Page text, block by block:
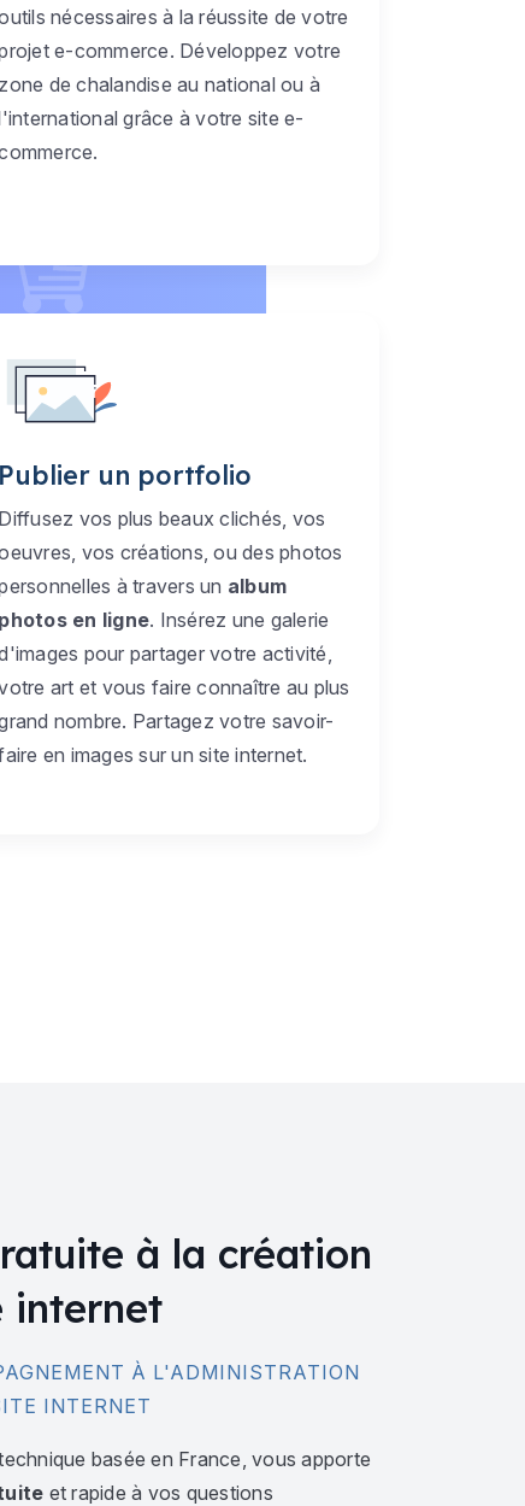
nécessaires à la réussite de votre
e-commerce. Développez votre
zone de chalandise au national ou à
grâce à votre site e-
Publier un portfolio
Diffusez vos plus beaux clichés, vos
vos créations, ou des photos
à travers un album
photos en ligne. Insérez une galerie
pour partager votre activité,
art et vous faire connaître au plus
nombre. Partagez votre savoir-
en images sur un site internet.
à la création
internet
À L'ADMINISTRATION
INTERNET
basée en France, vous apporte
et rapide à vos questions